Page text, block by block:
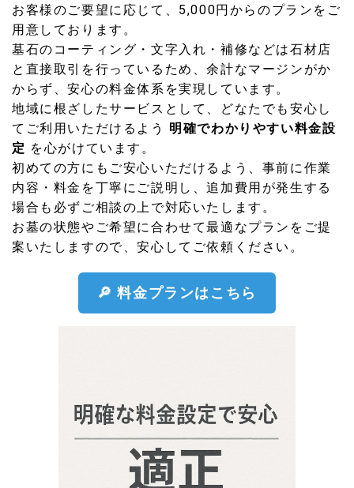
お客様のご要望に応じて、5,000円からのプランをご
用意しております。
墓石のコーティング・文字入れ・補修などは石材店
と直接取引を行っているため、余計なマージンがか
からず、安心の料金体系を実現しています。
地域に根ざしたサービスとして、どなたでも安心し
てご利用いただけるよう 明確でわかりやすい料金設
定 を心がけています。
初めての方にもご安心いただけるよう、事前に作業
内容・料金を丁寧にご説明し、追加費用が発生する
場合も必ずご相談の上で対応いたします。
お墓の状態やご希望に合わせて最適なプランをご提
案いたしますので、安心してご依頼ください。
🔎 料金プランはこちら